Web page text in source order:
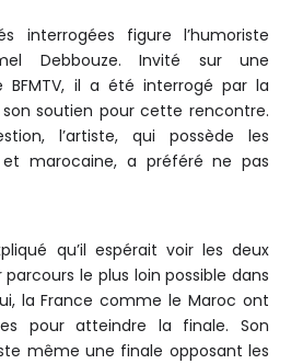
interrogées figure l’humoriste
Debbouze. Invité sur une
BFMTV, il a été interrogé par la
soutien pour cette rencontre.
l’artiste, qui possède les
marocaine, a préféré ne pas
qu’il espérait voir les deux
le plus loin possible dans
la France comme le Maroc ont
pour atteindre la finale. Son
même une finale opposant les